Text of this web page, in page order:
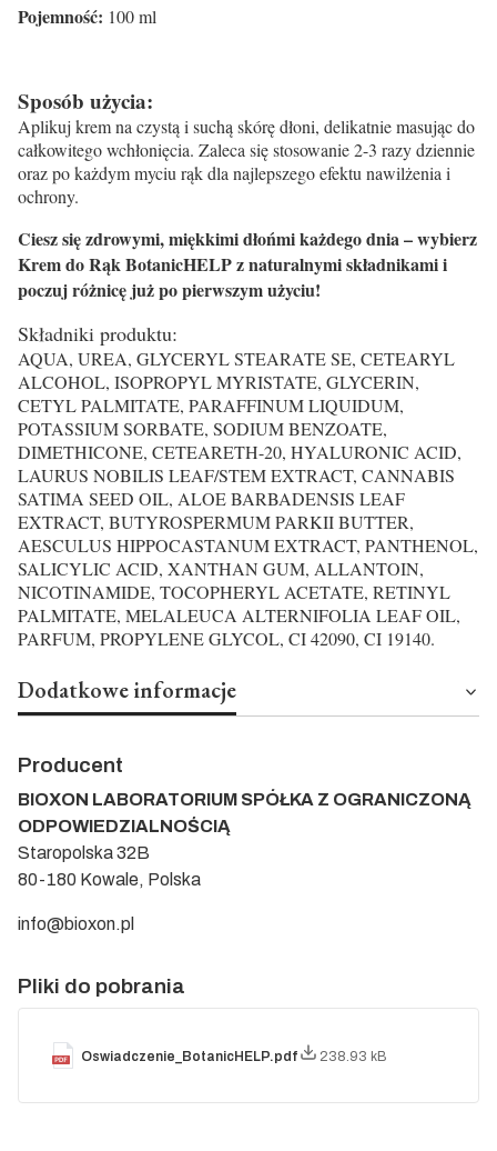
Pojemność: 100 ml
Sposób użycia:
Aplikuj krem na czystą i suchą skórę dłoni, delikatnie masując do
całkowitego wchłonięcia. Zaleca się stosowanie 2-3 razy dziennie
oraz po każdym myciu rąk dla najlepszego efektu nawilżenia i
ochrony.
Ciesz się zdrowymi, miękkimi dłońmi każdego dnia – wybierz
Krem do Rąk BotanicHELP z naturalnymi składnikami i
poczuj różnicę już po pierwszym użyciu!
Składniki produktu:
AQUA, UREA, GLYCERYL STEARATE SE, CETEARYL
ALCOHOL, ISOPROPYL MYRISTATE, GLYCERIN,
CETYL PALMITATE, PARAFFINUM LIQUIDUM,
POTASSIUM SORBATE, SODIUM BENZOATE,
DIMETHICONE, CETEARETH-20, HYALURONIC ACID,
LAURUS NOBILIS LEAF/STEM EXTRACT, CANNABIS
SATIMA SEED OIL, ALOE BARBADENSIS LEAF
EXTRACT, BUTYROSPERMUM PARKII BUTTER,
AESCULUS HIPPOCASTANUM EXTRACT, PANTHENOL,
SALICYLIC ACID, XANTHAN GUM, ALLANTOIN,
NICOTINAMIDE, TOCOPHERYL ACETATE, RETINYL
PALMITATE, MELALEUCA ALTERNIFOLIA LEAF OIL,
PARFUM, PROPYLENE GLYCOL, CI 42090, CI 19140.
Dodatkowe informacje
Producent
BIOXON LABORATORIUM SPÓŁKA Z OGRANICZONĄ
ODPOWIEDZIALNOŚCIĄ
Staropolska 32B
80-180 Kowale, Polska
info@bioxon.pl
Pliki do pobrania
Oswiadczenie_BotanicHELP.pdf 238.93 kB